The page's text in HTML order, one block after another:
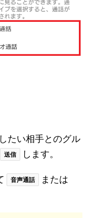
たい相手とのグル
送信 します。
音声通話 または